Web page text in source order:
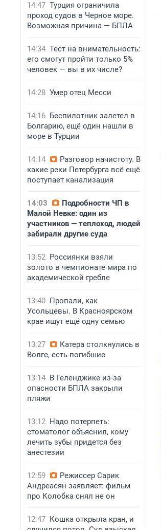
14:47 Турция ограничила
проход судов в Черное море.
Возможная причина — БПЛА
14:34 Тест на внимательность:
его смогут пройти только 5%
человек — вы в их числе?
14:28 Умер отец Месси
14:16 Беспилотник залетел в
Болгарию, ещё один нашли в
море в Турции
14:14
Разговор начистоту. В
какие реки Петербурга всё ещё
поступает канализация
14:03
Подробности ЧП в
Малой Невке: один из
участников — теплоход, людей
забирали другие суда
13:52 Россиянки взяли
золото в чемпионате мира по
академической гребле
13:40 Пропали, как
Усольцевы. В Красноярском
крае ищут ещё одну семью
13:27
Катера столкнулись в
Волге, есть погибшие
13:14 В Геленджике из-за
опасности БПЛА закрыли
пляжи
13:12 Надо потерпеть:
стоматолог объяснил, кому
лечить зубы придется без
анестезии
12:59
Режиссер Сарик
Андреасян заявляет: фильм
про Колобка снял не он
12:47 Кошка открыла кран, и